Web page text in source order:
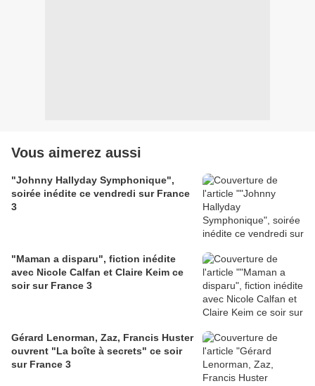
Vous aimerez aussi
"Johnny Hallyday Symphonique",
soirée inédite ce vendredi sur France
3
"Maman a disparu", fiction inédite
avec Nicole Calfan et Claire Keim ce
soir sur France 3
Gérard Lenorman, Zaz, Francis Huster
ouvrent "La boîte à secrets" ce soir
sur France 3